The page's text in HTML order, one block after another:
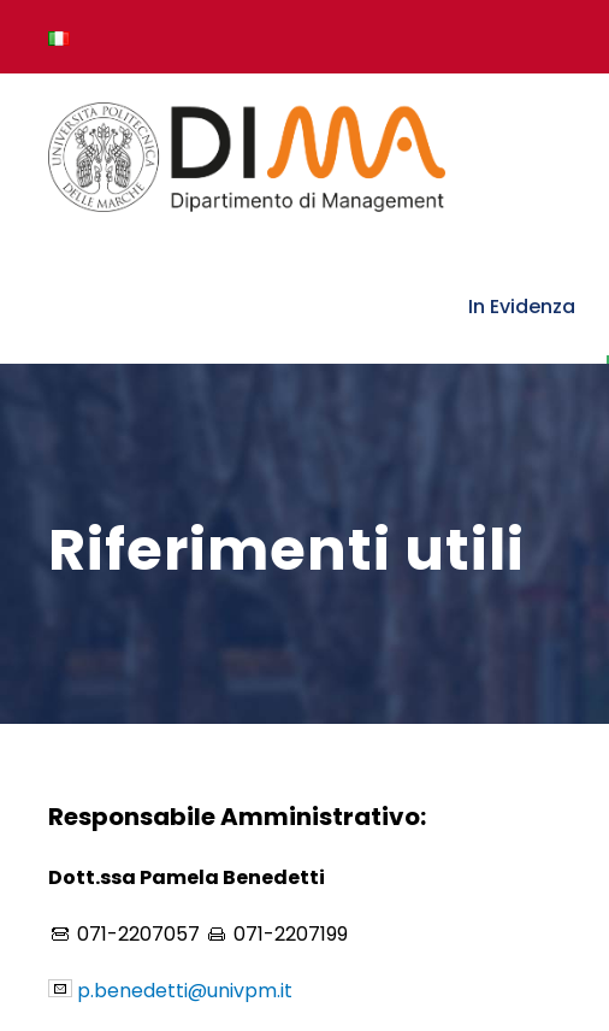
In Evidenza
Riferimenti utili
Responsabile Amministrativo:
Dott.ssa Pamela Benedetti
071-2207057 071-2207199
p.benedetti@univpm.it